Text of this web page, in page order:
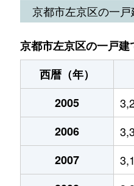
下鴨蓼倉町
下鴨蓼倉町
下鴨蓼倉町
下鴨西林町
下鴨西本町
下鴨東半木町
京都市左京区の一
京都市左京区の一戸
西暦（年）
2005
2006
2007